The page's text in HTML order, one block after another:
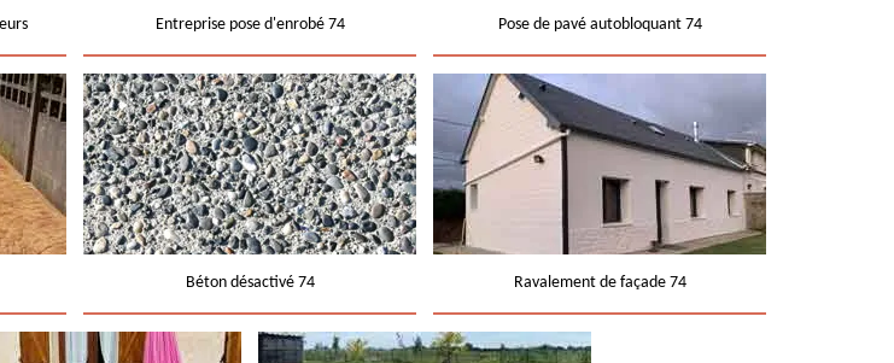
Entreprise pose d'enrobé 74 Pose de pavé autobloquant 74
Béton désactivé 74 Ravalement de façade 74